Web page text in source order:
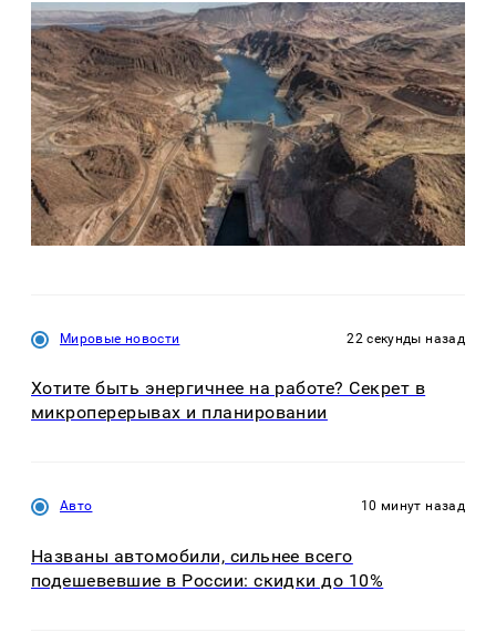
Мировые новости 22 секунды назад
Хотите быть энергичнее на работе? Секрет в
микроперерывах и планировании
Авто 10 минут назад
Названы автомобили, сильнее всего
подешевевшие в России: скидки до 10%